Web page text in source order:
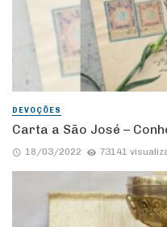
DEVOÇÕES
Carta a São José –
18/03/2022 73141